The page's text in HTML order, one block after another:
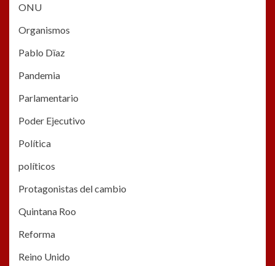
ONU
Organismos
Pablo Dïaz
Pandemia
Parlamentario
Poder Ejecutivo
Política
políticos
Protagonistas del cambio
Quintana Roo
Reforma
Reino Unido